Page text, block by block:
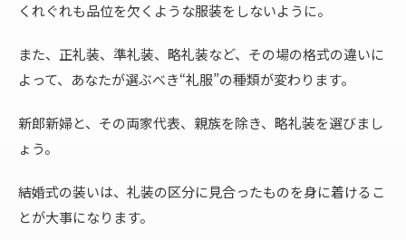
くれぐれも品位を欠くような服装をしないように。
また、正礼装、準礼装、略礼装など、その場の格式の違いに
よって、あなたが選ぶべき“礼服”の種類が変わります。
新郎新婦と、その両家代表、親族を除き、略礼装を選びまし
ょう。
結婚式の装いは、礼装の区分に見合ったものを身に着けるこ
とが大事になります。